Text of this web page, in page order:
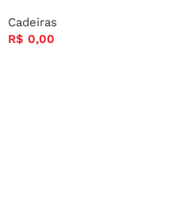
Cadeiras
R$ 0,00